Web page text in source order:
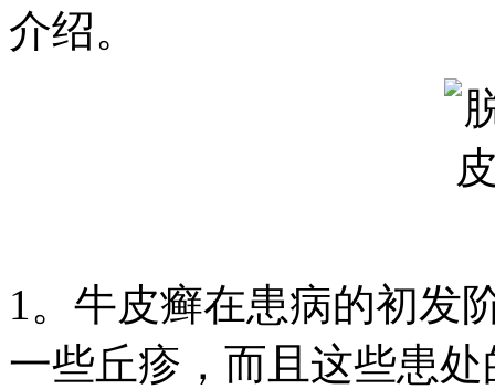
介绍。
1。牛皮癣在患病的初发
一些丘疹，而且这些患